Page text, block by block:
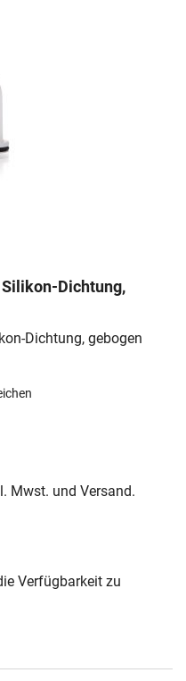
Dichtung,
Dichtung, gebogen
Mwst. und Versand.
Verfügbarkeit zu